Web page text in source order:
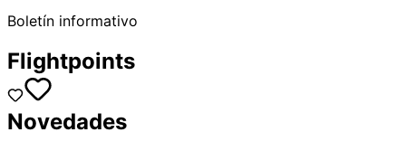
Boletín informativo
Flightpoints
Novedades